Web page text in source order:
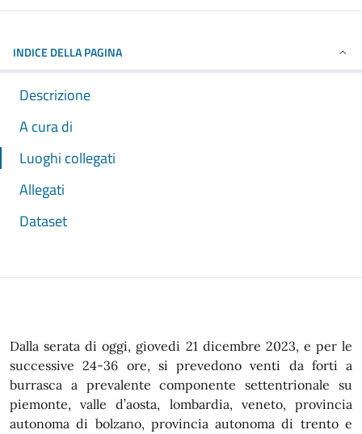
INDICE DELLA PAGINA
Descrizione
A cura di
Luoghi collegati
Allegati
Dataset
Dalla serata di oggi, giovedi 21 dicembre 2023, e per le
successive 24-36 ore, si prevedono venti da forti a
burrasca a prevalente componente settentrionale su
piemonte, valle d’aosta, lombardia, veneto, provincia
autonoma di bolzano, provincia autonoma di trento e